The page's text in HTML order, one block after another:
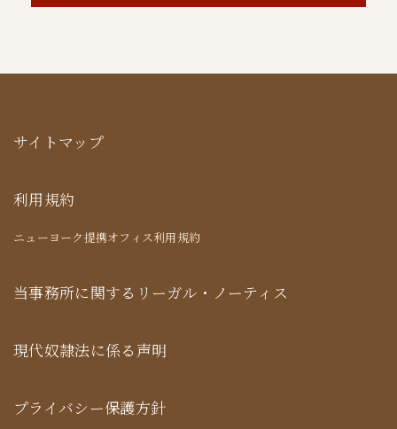
サイトマップ
利用規約
ニューヨーク提携オフィス利用規約
当事務所に関するリーガル・ノーティス
現代奴隷法に係る声明
プライバシー保護方針